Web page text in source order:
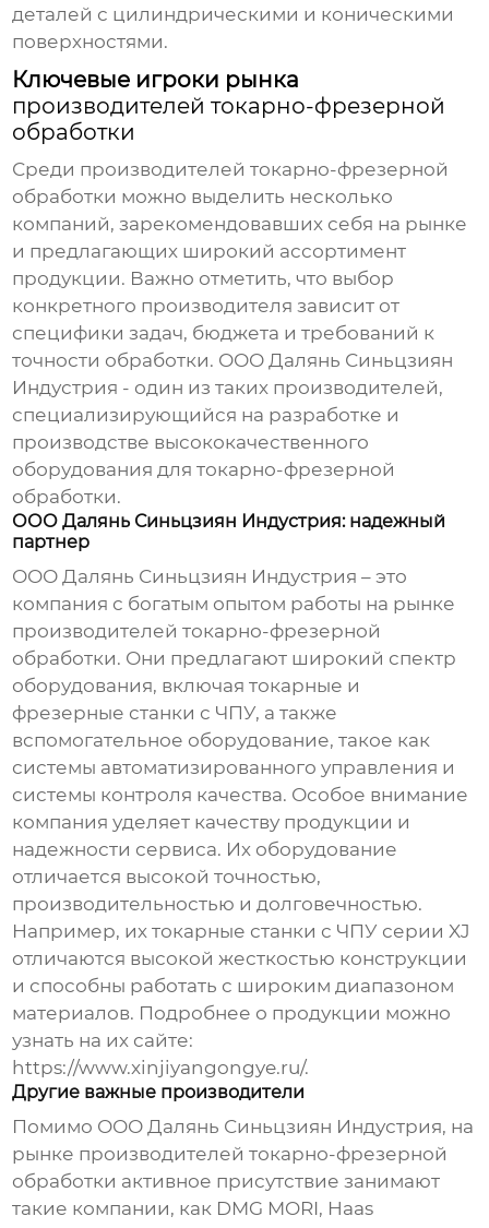
деталей с цилиндрическими и коническими
поверхностями.
Ключевые игроки рынка
производителей токарно-фрезерной
обработки
Среди производителей токарно-фрезерной
обработки можно выделить несколько
компаний, зарекомендовавших себя на рынке
и предлагающих широкий ассортимент
продукции. Важно отметить, что выбор
конкретного производителя зависит от
специфики задач, бюджета и требований к
точности обработки. ООО Далянь Синьцзиян
Индустрия - один из таких производителей,
специализирующийся на разработке и
производстве высококачественного
оборудования длятокарно-фрезерной
обработки.
ООО Далянь Синьцзиян Индустрия: надежный
партнер
ООО Далянь Синьцзиян Индустрия – это
компания с богатым опытом работы на рынке
производителей токарно-фрезерной
обработки. Они предлагают широкий спектр
оборудования, включая токарные и
фрезерные станки с ЧПУ, а также
вспомогательное оборудование, такое как
системы автоматизированного управления и
системы контроля качества. Особое внимание
компания уделяет качеству продукции и
надежности сервиса. Их оборудование
отличается высокой точностью,
производительностью и долговечностью.
Например, их токарные станки с ЧПУ серии XJ
отличаются высокой жесткостью конструкции
и способны работать с широким диапазоном
материалов. Подробнее о продукции можно
узнать на их сайте:
https://www.xinjiyangongye.ru/.
Другие важные производители
Помимо ООО Далянь Синьцзиян Индустрия, на
рынке производителей токарно-фрезерной
обработки активное присутствие занимают
такие компании, как DMG MORI, Haas